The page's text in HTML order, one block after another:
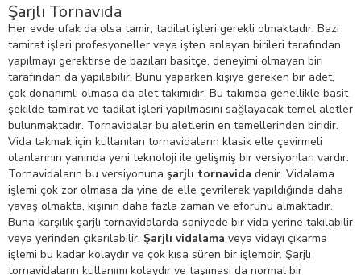
Şarjlı Tornavida
Her evde ufak da olsa tamir, tadilat işleri gerekli olmaktadır. Bazı
tamirat işleri profesyoneller veya işten anlayan birileri tarafından
yapılmayı gerektirse de bazıları basitçe, deneyimi olmayan biri
tarafından da yapılabilir. Bunu yaparken kişiye gereken bir adet,
çok donanımlı olmasa da alet takımıdır. Bu takımda genellikle basit
şekilde tamirat ve tadilat işleri yapılmasını sağlayacak temel aletler
bulunmaktadır. Tornavidalar bu aletlerin en temellerinden biridir.
Vida takmak için kullanılan tornavidaların klasik elle çevirmeli
olanlarının yanında yeni teknoloji ile gelişmiş bir versiyonları vardır.
Tornavidaların bu versiyonuna şarjlı tornavida denir. Vidalama
işlemi çok zor olmasa da yine de elle çevrilerek yapıldığında daha
yavaş olmakta, kişinin daha fazla zaman ve eforunu almaktadır.
Buna karşılık şarjlı tornavidalarda saniyede bir vida yerine takılabilir
veya yerinden çıkarılabilir. Şarjlı vidalama veya vidayı çıkarma
işlemi bu kadar kolaydır ve çok kısa süren bir işlemdir. Şarjlı
tornavidaların kullanımı kolaydır ve taşıması da normal bir